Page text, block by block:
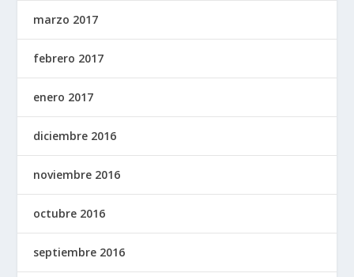
marzo 2017
febrero 2017
enero 2017
diciembre 2016
noviembre 2016
octubre 2016
septiembre 2016